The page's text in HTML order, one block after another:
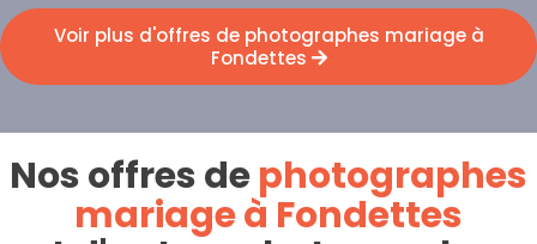
Voir plus d'offres de photographes mariage à
Fondettes
Nos offres dephotographes
mariage à Fondettes